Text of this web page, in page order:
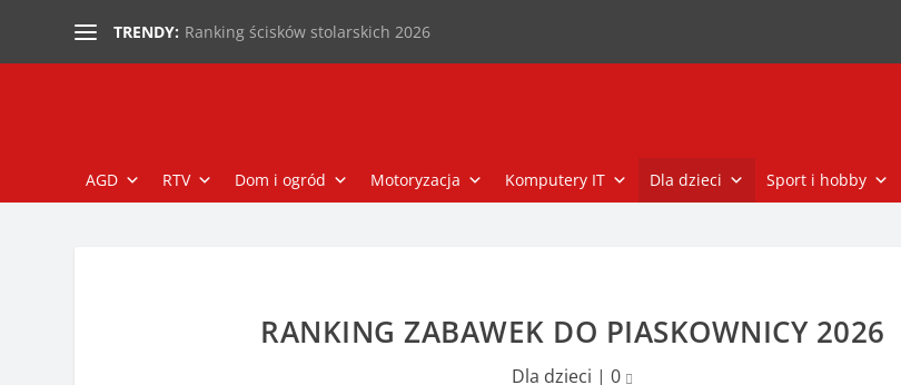
TRENDY: Ranking ścisków stolarskich 2026
AGD RTV Dom i ogród Motoryzacja Komputery IT Dla dzieci Sport i hobby
RANKING ZABAWEK DO PIASKOWNICY 2026
Dla dzieci |0